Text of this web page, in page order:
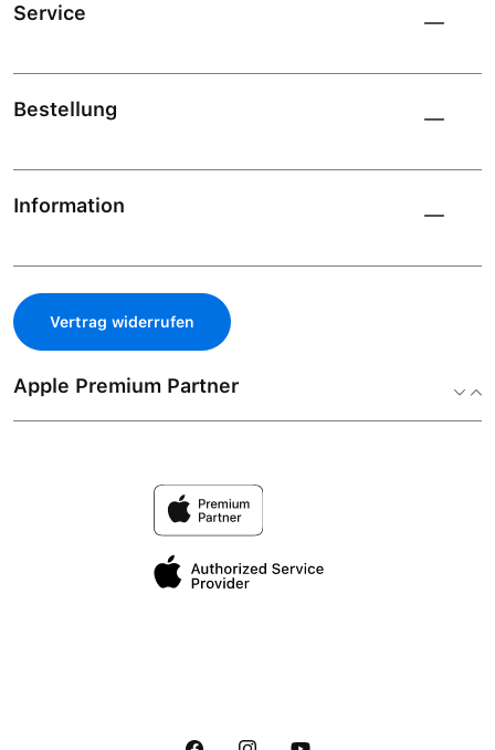
Service
Bestellung
Information
Vertrag widerrufen
Apple Premium Partner